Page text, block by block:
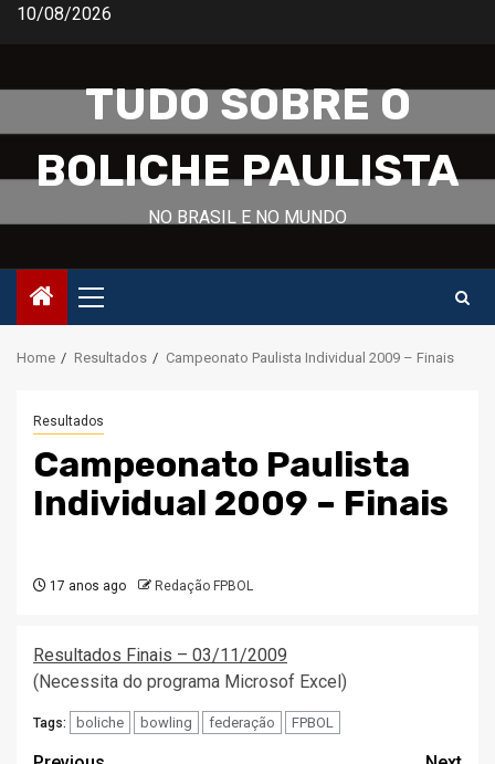
Skip10/08/2026
TUDO SOBRE O
BOLICHE PAULISTA
NO BRASIL E NO MUNDO
Primary
Menu
Home Resultados Campeonato Paulista Individual 2009 – Finais
Resultados
Campeonato Paulista
Individual 2009 – Finais
17 anos ago Redação FPBOL
Resultados Finais – 03/11/2009
(Necessita do programa Microsof Excel)
Tags: boliche bowling federação FPBOL